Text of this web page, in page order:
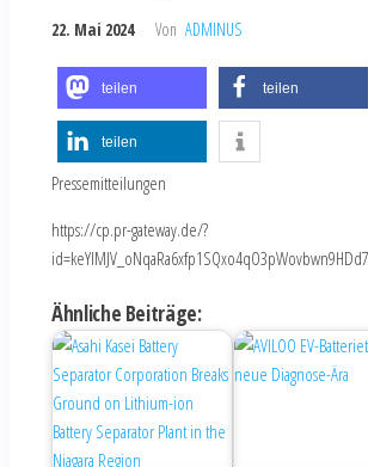
22. Mai 2024 Von ADMINUS
teilen teilen
teilen
Pressemitteilungen
https://cp.pr-gateway.de/?
Ähnliche Beiträge: